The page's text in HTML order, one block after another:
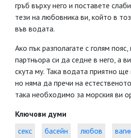
гръб върху него и поставете
тези на любовника ви, който в
във водата.
Ако пък разполагате с голям пояс,
партньора си да седне в него, а
скута му. Така водата приятно ще
но няма да пречи на
така необходимо за морския ви
Ключови думи
секс
басейн любов